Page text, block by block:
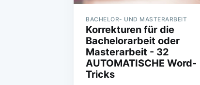
BACHELOR- UND MASTERARBEIT
Korrekturen für die
Bachelorarbeit oder
Masterarbeit - 32
AUTOMATISCHE Word-
Tricks